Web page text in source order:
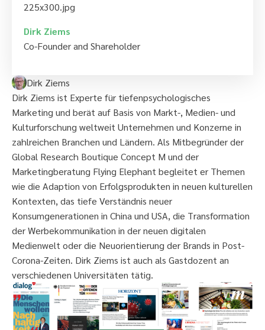
225x300.jpg
Dirk Ziems
Co-Founder and Shareholder
Dirk Ziems
Dirk Ziems ist Experte für tiefenpsychologisches
Marketing und berät auf Basis von Markt-, Medien- und
Kulturforschung weltweit Unternehmen und Konzerne in
zahlreichen Branchen und Ländern. Als Mitbegründer der
Global Research Boutique Concept M und der
Marketingberatung Flying Elephant begleitet er Themen
wie die Adaption von Erfolgsprodukten in neuen kulturellen
Kontexten, das tiefe Verständnis neuer
Konsumgenerationen in China und USA, die Transformation
der Werbekommunikation in der neuen digitalen
Medienwelt oder die Neuorientierung der Brands in Post-
Corona-Zeiten. Dirk Ziems ist auch als Gastdozent an
verschiedenen Universitäten tätig.